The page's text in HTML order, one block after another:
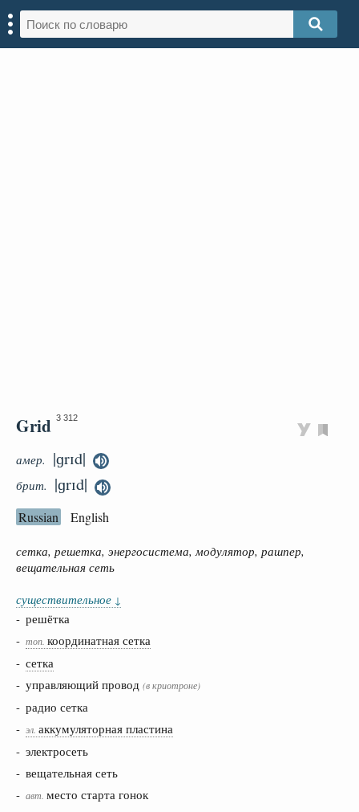
Grid 3 312
амер. |ɡrɪd|
брит. |ɡrɪd|
Russian English
сетка, решетка, энергосистема, модулятор, рашпер,
вещательная сеть
существительное ↓
- решётка
- топ. координатная сетка
- сетка
- управляющий провод (в криотроне)
- радио сетка
- эл. аккумуляторная пластина
- электросеть
- вещательная сеть
- авт. место старта гонок